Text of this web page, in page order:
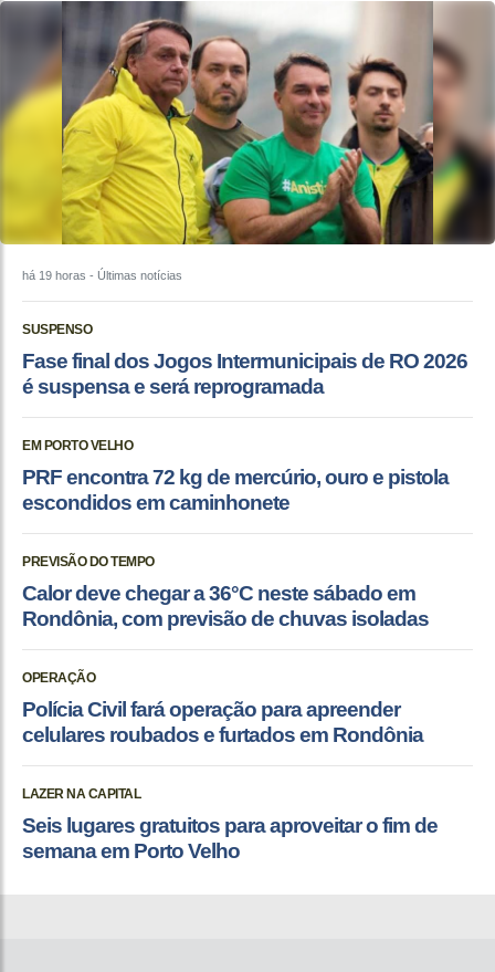
há 19 horas - Últimas notícias
SUSPENSO
Fase final dos Jogos Intermunicipais de RO 2026
é suspensa e será reprogramada
EM PORTO VELHO
PRF encontra 72 kg de mercúrio, ouro e pistola
escondidos em caminhonete
PREVISÃO DO TEMPO
Calor deve chegar a 36°C neste sábado em
Rondônia, com previsão de chuvas isoladas
OPERAÇÃO
Polícia Civil fará operação para apreender
celulares roubados e furtados em Rondônia
LAZER NA CAPITAL
Seis lugares gratuitos para aproveitar o fim de
semana em Porto Velho